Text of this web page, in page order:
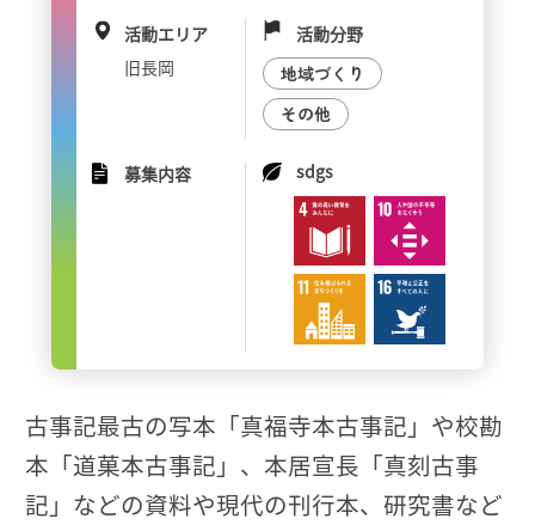
活動エリア
旧長岡
活動分野
地域づくり
その他
募集内容 sdgs
古事記最古の写本「真福寺本古事記」や校勘
本「道菓本古事記」、本居宣長「真刻古事
記」などの資料や現代の刊行本、研究書など